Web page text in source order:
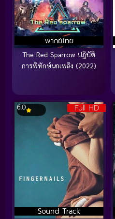
พากย์ไทย
The Red Sparrow ปฎิบัติ
การพิทักษ์นกเพลิง (2022)
Full HD
Sound Track
6.0